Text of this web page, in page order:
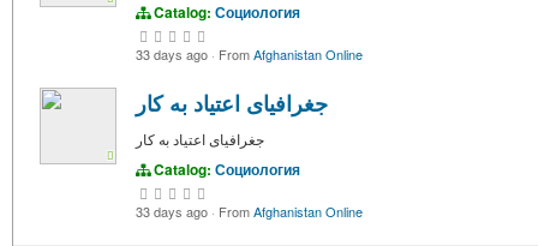
Catalog: Социология
33 days ago · FromAfghanistan Online
جغرافیای اعتیاد به کار
جغرافیای اعتیاد به کار
Catalog: Социология
33 days ago · FromAfghanistan Online